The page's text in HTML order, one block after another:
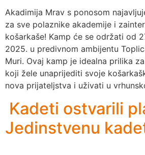
Akadimija Mrav s ponosom
za sve polaznike akademije i
košarkaše! Kamp će se održati od
2025. u predivnom ambijentu
Muri. Ovaj kamp je idealna prilika
koji žele unaprijediti svoje
nova prijateljstva i uživati u
Kadeti ostvarili
Jedinstvenu